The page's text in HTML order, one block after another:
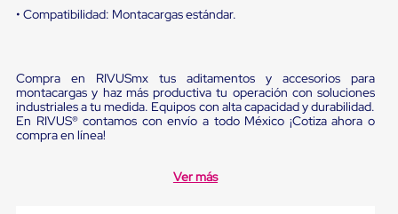
Distribución
para
Charolas
Plásticas
Contenedores
• Compatibilidad: Montacargas estándar.
Compra en RIVUSmx tus aditamentos y accesorios para
montacargas y haz más productiva tu operación con soluciones
industriales a tu medida. Equipos con alta capacidad y durabilidad.
En RIVUS® contamos con envío a todo México ¡Cotiza ahora o
compra en línea!
Ver más